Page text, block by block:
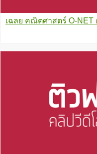
เฉลย คณิตศาสตร์ O-NET